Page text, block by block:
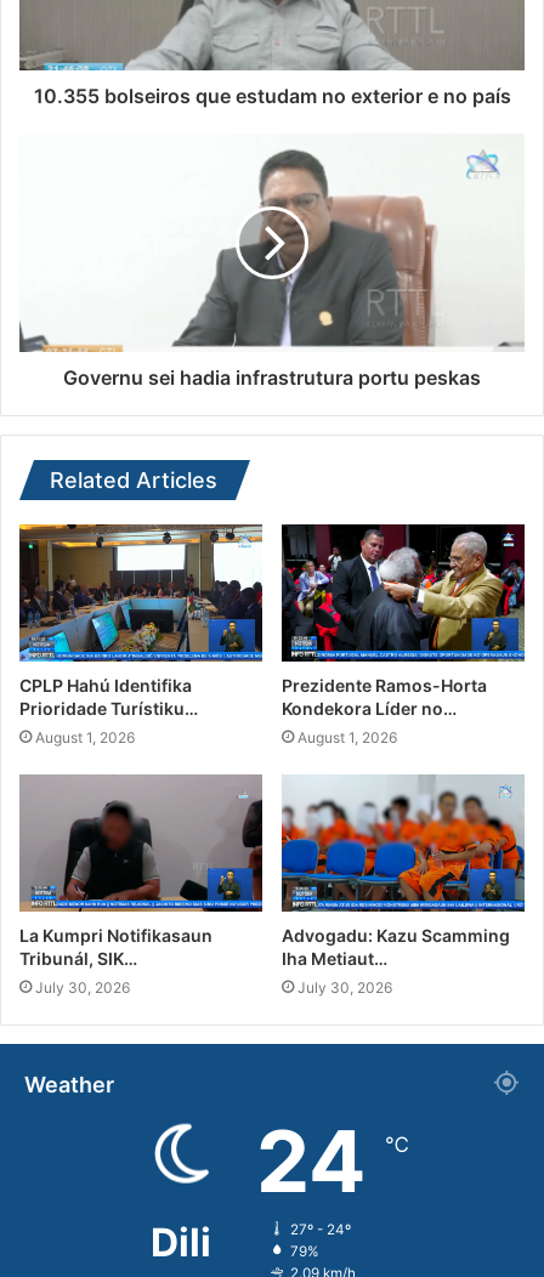
10.355 bolseiros que estudam no exterior e no país
Governu sei hadia infrastrutura portu peskas
Related Articles
CPLP Hahú Identifika
Prioridade Turístiku…
August 1, 2026
Prezidente Ramos-Horta
Kondekora Líder no…
August 1, 2026
La Kumpri Notifikasaun
Tribunál, SIK…
July 30, 2026
Advogadu: Kazu Scamming
Iha Metiaut…
July 30, 2026
Weather
Dili
24 ℃
27º - 24º
79%
2.09 km/h